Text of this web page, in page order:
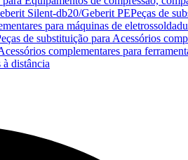
Silent-db20/Geberit PEPeças de
para máquinas de
de substituição para Acessórios
complementares para
distância